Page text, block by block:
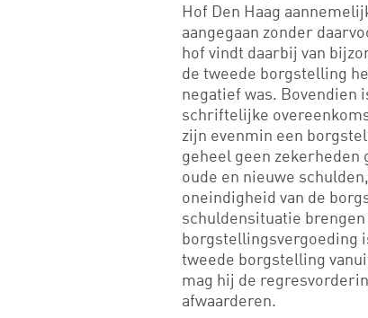
Hof Den Haag
aangegaan zonder
hof vindt daarbij van
de tweede borgstelling
negatief was. Bovendien
schriftelijke
zijn evenmin een
geheel geen
oude en nieuwe
oneindigheid van de
schuldensituatie
borgstellingsvergoeding
tweede borgstelling
mag hij de
afwaarderen.